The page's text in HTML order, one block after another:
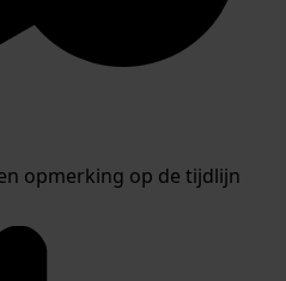
opmerking op de tijdlijn